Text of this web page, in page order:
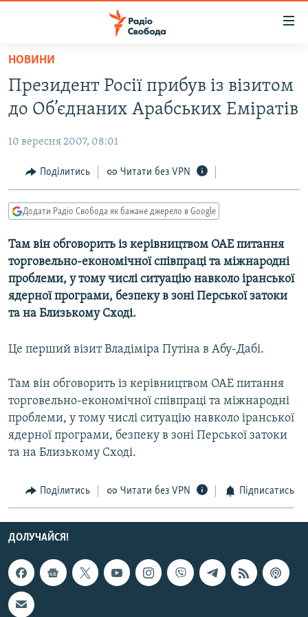
Перейти
основного
матеріалу
до
навігації
Перейти
до
ВСЕ ЗА ДОБУ
ПОЛІТИКА
ЕКОНОМІКА
КУЛЬТУРА
СПОРТ
УКРАЇНА
СВІТ
ВІЙНА
РОСІЙСЬКА «ФІЛЬТРАЦІЯ»
КРИМ.РЕАЛІЇ
ТИ ЯК?
СХЕМИ
КИТАЙ.ВИКЛИКИ
МУЛЬТИМЕДІА
ФОТО
ПОДКАСТИ
КРИМ РЕАЛІЇ
РУС
ДОЛУЧАЙСЯ!
НОВИНИ
Президент Росії прибув із візитом
до Об’єднаних Арабських Еміратів
10 вересня 2007, 08:01
Поділитись Читати без VPN
Додати Радіо Свобода як бажане джерело в Google
Там він обговорить із керівництвом ОАЕ питання
торговельно-економічної співпраці та міжнародні
проблеми, у тому числі ситуацію навколо іранської
ядерної програми, безпеку в зоні Перської затоки
та на Близькому Сході.
Це перший візит Владіміра Путіна в Абу-Дабі.
Там він обговорить із керівництвом ОАЕ питання
торговельно-економічної співпраці та міжнародні
проблеми, у тому числі ситуацію навколо іранської
ядерної програми, безпеку в зоні Перської затоки
та на Близькому Сході.
Поділитись Читати без VPN Підписатись
ДОЛУЧАЙСЯ!